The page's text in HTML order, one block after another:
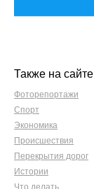
Также на сайте
Фоторепортажи
Спорт
Экономика
Происшествия
Перекрытия дорог
Истории
Что делать